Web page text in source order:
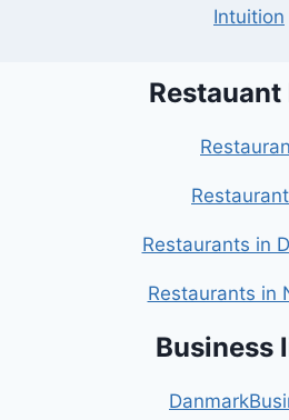
Intuition
Restaurants in
Restaurants in
Business